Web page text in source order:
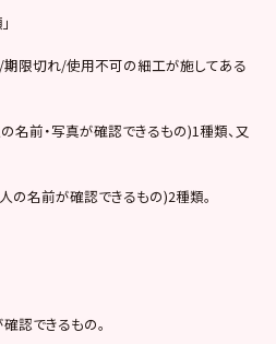
/期限切れ/使用不可の細工が施してある
名前・写真が確認できるもの)1 種類、又
の名前が確認できるもの)2種類。
認できるもの。